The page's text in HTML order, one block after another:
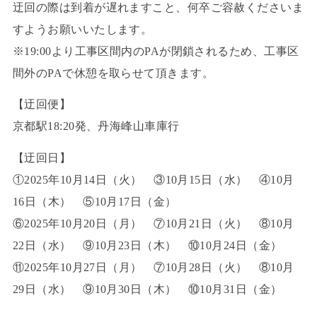
迂回の際は到着が遅れますこと、何卒ご容赦くださいま
すようお願いいたします。
※19:00より工事区間内のPAが閉鎖されるため、工事区
間外のPAで休憩を取らせて頂きます。
【迂回便】
京都駅18:20発、丹海峰山車庫行
【迂回日】
①2025年10月14日（火） ③10月15日（水） ④10月
16日（木） ⑤10月17日（金）
⑥2025年10月20日（月） ⑦10月21日（火） ⑧10月
22日（水） ⑨10月23日（木） ⑩10月24日（金）
⑪2025年10月27日（月） ⑦10月28日（火） ⑧10月
29日（水） ⑨10月30日（木） ⑩10月31日（金）